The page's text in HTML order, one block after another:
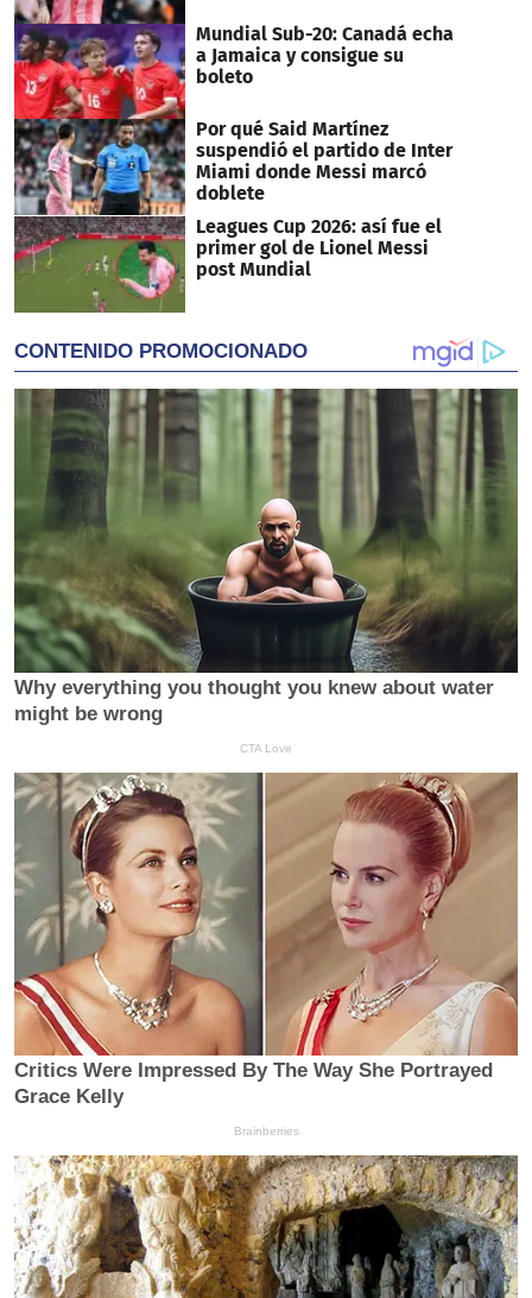
Mundial Sub-20: Canadá echa
a Jamaica y consigue su
boleto
Por qué Said Martínez
suspendió el partido de Inter
Miami donde Messi marcó
doblete
Leagues Cup 2026: así fue el
primer gol de Lionel Messi
post Mundial